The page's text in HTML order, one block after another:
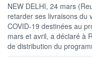
NEW DELHI, 24 mars
retarder ses livraisons du
COVID-19 destinées au
mars et avril, a déclaré à
de distribution du